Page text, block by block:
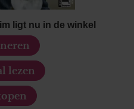
ligt nu in de winkel
lezen